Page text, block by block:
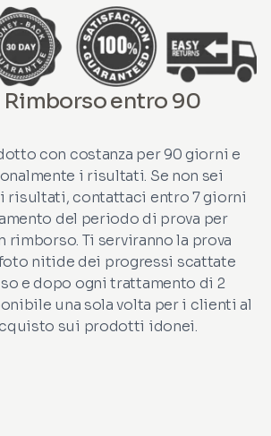
Rimborso entro 90
con costanza per 90 giorni e
i risultati. Se non sei
risultati, contattaci entro 7 giorni
del periodo di prova per
rimborso. Ti serviranno la prova
nitide dei progressi scattate
e dopo ogni trattamento di 2
una sola volta per i clienti al
sui prodotti idonei.